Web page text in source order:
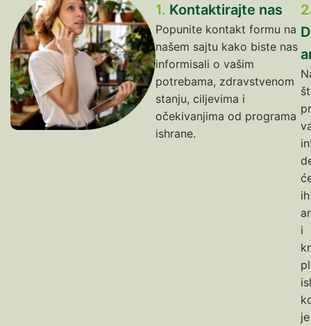
1. Kontaktirajte nas
Popunite kontakt formu na
našem sajtu kako biste nas
informisali o vašim
potrebama, zdravstvenom
stanju, ciljevima i
očekivanjima od programa
ishrane.
ih
i
je